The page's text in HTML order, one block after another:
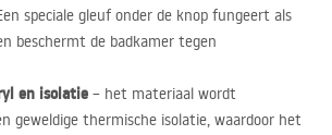
speciale gleuf onder de knop fungeert als
beschermt de badkamer tegen
en isolatie – het materiaal wordt
geweldige thermische isolatie, waardoor het